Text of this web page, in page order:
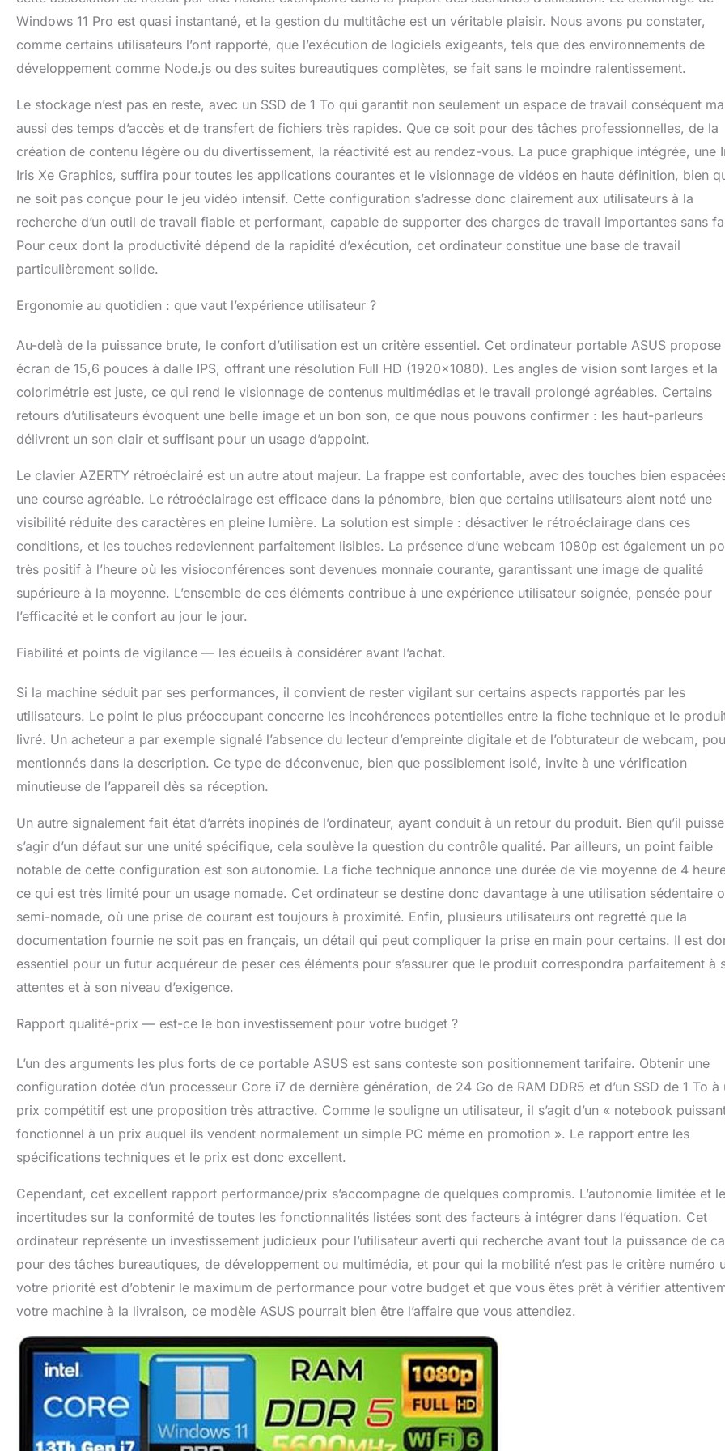
Windows 11 Pro est quasi instantané, et la gestion du multitâche est un véritable plaisir. Nous avons pu constater,
comme certains utilisateurs l’ont rapporté, que l’exécution de logiciels exigeants, tels que des environnements de
développement comme Node.js ou des suites bureautiques complètes, se fait sans le moindre ralentissement.
Le stockage n’est pas en reste, avec un SSD de 1 To qui garantit non seulement un espace de travail conséquent
aussi des temps d’accès et de transfert de fichiers très rapides. Que ce soit pour des tâches professionnelles, de la
création de contenu légère ou du divertissement, la réactivité est au rendez-vous. La puce graphique intégrée, une
Iris Xe Graphics, suffira pour toutes les applications courantes et le visionnage de vidéos en haute définition, bien
ne soit pas conçue pour le jeu vidéo intensif. Cette configuration s’adresse donc clairement aux utilisateurs à la
recherche d’un outil de travail fiable et performant, capable de supporter des charges de travail importantes sans
Pour ceux dont la productivité dépend de la rapidité d’exécution, cet ordinateur constitue une base de travail
particulièrement solide.
Ergonomie au quotidien : que vaut l’expérience utilisateur ?
Au-delà de la puissance brute, le confort d’utilisation est un critère essentiel. Cet ordinateur portable ASUS propose
écran de 15,6 pouces à dalle IPS, offrant une résolution Full HD (1920×1080). Les angles de vision sont larges et la
colorimétrie est juste, ce qui rend le visionnage de contenus multimédias et le travail prolongé agréables. Certains
retours d’utilisateurs évoquent une belle image et un bon son, ce que nous pouvons confirmer : les haut-parleurs
délivrent un son clair et suffisant pour un usage d’appoint.
Le clavier AZERTY rétroéclairé est un autre atout majeur. La frappe est confortable, avec des touches bien
une course agréable. Le rétroéclairage est efficace dans la pénombre, bien que certains utilisateurs aient noté une
visibilité réduite des caractères en pleine lumière. La solution est simple : désactiver le rétroéclairage dans ces
conditions, et les touches redeviennent parfaitement lisibles. La présence d’une webcam 1080p est également un
très positif à l’heure où les visioconférences sont devenues monnaie courante, garantissant une image de qualité
supérieure à la moyenne. L’ensemble de ces éléments contribue à une expérience utilisateur soignée, pensée pour
l’efficacité et le confort au jour le jour.
Fiabilité et points de vigilance — les écueils à considérer avant l’achat.
Si la machine séduit par ses performances, il convient de rester vigilant sur certains aspects rapportés par les
utilisateurs. Le point le plus préoccupant concerne les incohérences potentielles entre la fiche technique et le
livré. Un acheteur a par exemple signalé l’absence du lecteur d’empreinte digitale et de l’obturateur de webcam,
mentionnés dans la description. Ce type de déconvenue, bien que possiblement isolé, invite à une vérification
minutieuse de l’appareil dès sa réception.
Un autre signalement fait état d’arrêts inopinés de l’ordinateur, ayant conduit à un retour du produit. Bien qu’il puisse
s’agir d’un défaut sur une unité spécifique, cela soulève la question du contrôle qualité. Par ailleurs, un point faible
notable de cette configuration est son autonomie. La fiche technique annonce une durée de vie moyenne de 4
ce qui est très limité pour un usage nomade. Cet ordinateur se destine donc davantage à une utilisation sédentaire
semi-nomade, où une prise de courant est toujours à proximité. Enfin, plusieurs utilisateurs ont regretté que la
documentation fournie ne soit pas en français, un détail qui peut compliquer la prise en main pour certains. Il est
essentiel pour un futur acquéreur de peser ces éléments pour s’assurer que le produit correspondra parfaitement à
attentes et à son niveau d’exigence.
Rapport qualité-prix — est-ce le bon investissement pour votre budget ?
L’un des arguments les plus forts de ce portable ASUS est sans conteste son positionnement tarifaire. Obtenir une
configuration dotée d’un processeur Core i7 de dernière génération, de 24 Go de RAM DDR5 et d’un SSD de 1 To à
prix compétitif est une proposition très attractive. Comme le souligne un utilisateur, il s’agit d’un « notebook
fonctionnel à un prix auquel ils vendent normalement un simple PC même en promotion ». Le rapport entre les
spécifications techniques et le prix est donc excellent.
Cependant, cet excellent rapport performance/prix s’accompagne de quelques compromis. L’autonomie limitée et
incertitudes sur la conformité de toutes les fonctionnalités listées sont des facteurs à intégrer dans l’équation. Cet
ordinateur représente un investissement judicieux pour l’utilisateur averti qui recherche avant tout la puissance de
pour des tâches bureautiques, de développement ou multimédia, et pour qui la mobilité n’est pas le critère numéro
votre priorité est d’obtenir le maximum de performance pour votre budget et que vous êtes prêt à vérifier
votre machine à la livraison, ce modèle ASUS pourrait bien être l’affaire que vous attendiez.